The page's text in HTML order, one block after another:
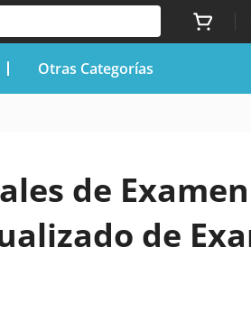
Otras Categorías
de
de